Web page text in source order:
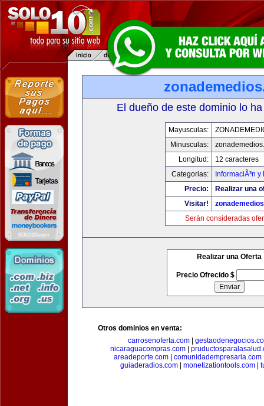
El dueño de este dominio lo
Mayusculas:
Minusculas:
Longitud:
12 caracteres
Categorias:
InformaciÃ³n
Precio:
Realizar una
Visitar!
Serán consideradas
Realizar una Oferta
Precio Ofrecido $
Otros dominios en venta:
carrosenoferta.com
nicaraguacompras.com
areadeporte.com| comunidadempresaria.com
guiaderadios.com| monetizationtools.com|